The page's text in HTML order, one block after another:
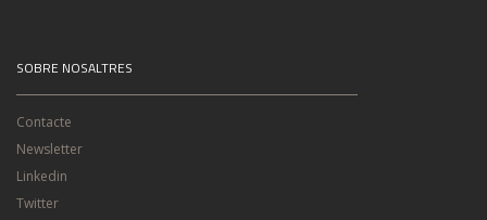
SOBRE NOSALTRES
Contacte
Newsletter
Linkedin
Twitter